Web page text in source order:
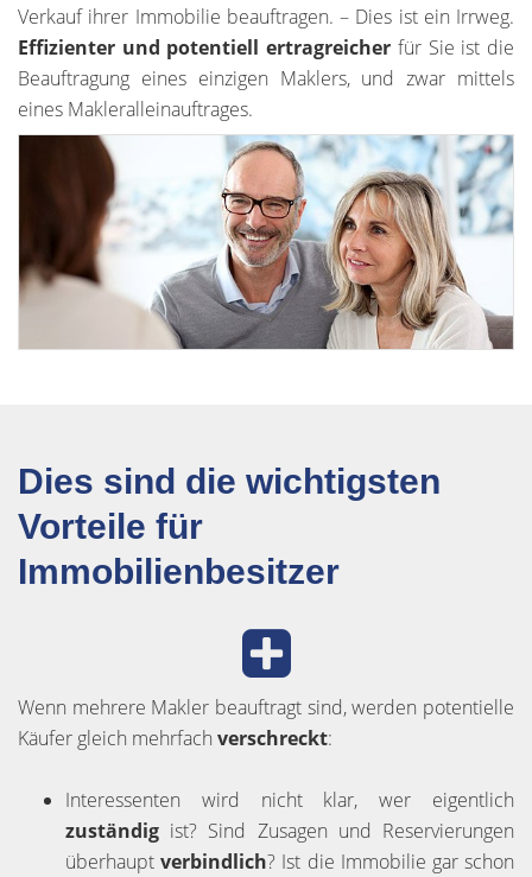
Verkauf ihrer Immobilie beauftragen. – Dies ist ein Irrweg.
Effizienter und potentiell ertragreicher für Sie ist die
Beauftragung eines einzigen Maklers, und zwar mittels
eines Makleralleinauftrages.
Dies sind die wichtigsten
Vorteile für
Immobilienbesitzer
Wenn mehrere Makler beauftragt sind, werden potentielle
Käufer gleich mehrfach verschreckt:
Interessenten wird nicht klar, wer eigentlich
zuständig ist? Sind Zusagen und Reservierungen
überhauptverbindlich? Ist die Immobilie gar schon